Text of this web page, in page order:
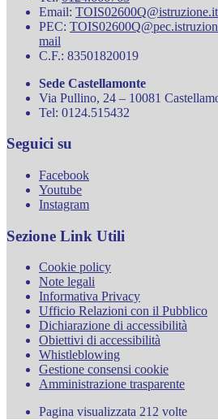
Email: TOIS02600Q@istruzione.it
PEC:
mail
C.F.: 83501820019
Sede Castellamonte
Via Pullino, 24 – 10081
Tel: 0124.515432
Seguici su
Facebook
Youtube
Instagram
Sezione Link Utili
Cookie policy
Note legali
Informativa Privacy
Ufficio Relazioni con il Pubblico
Dichiarazione di accessibilità
Obiettivi di accessibilità
Whistleblowing
Gestione consensi cookie
Amministrazione trasparente
Pagina visualizzata 212 volte